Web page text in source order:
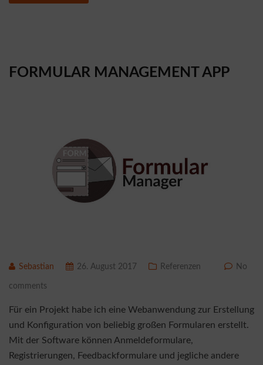
FORMULAR MANAGEMENT APP
Sebastian 26. August 2017 Referenzen No
comments
Für ein Projekt habe ich eine Webanwendung zur Erstellung
und Konfiguration von beliebig großen Formularen erstellt.
Mit der Software können Anmeldeformulare,
Registrierungen, Feedbackformulare und jegliche andere